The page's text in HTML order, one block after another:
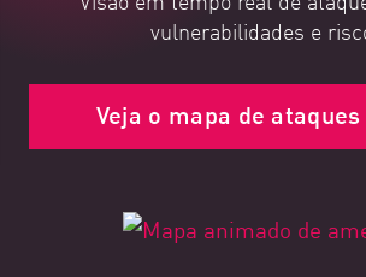
vulnerabilidades e
Veja o mapa de